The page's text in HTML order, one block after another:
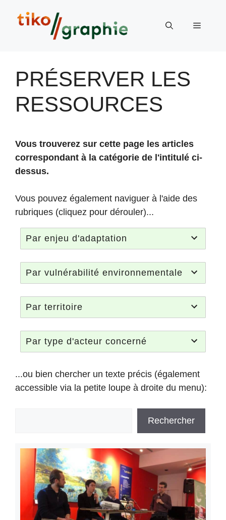
Menu
PRÉSERVER LES
RESSOURCES
Vous trouverez sur cette page les articles
correspondant à la catégorie de l'intitulé ci-
dessus.
Vous pouvez également naviguer à l'aide des
rubriques (cliquez pour dérouler)...
Par enjeu d'adaptation
Par vulnérabilité environnementale
Par territoire
Par type d'acteur concerné
...ou bien chercher un texte précis (également
accessible via la petite loupe à droite du menu):
Rechercher